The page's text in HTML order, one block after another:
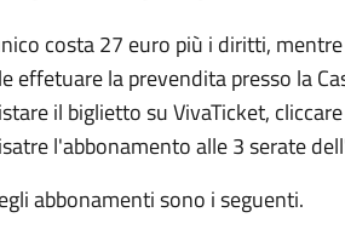
costa 27 euro più i diritti,
effetuare la prevendita presso la
il biglietto su VivaTicket,
l'abbonamento alle 3 serate
abbonamenti sono i seguenti.